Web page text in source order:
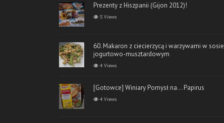
Prezenty z Hiszpanii (Gijon 2012)!
5 Views
60. Makaron z ciecierzycą i warzywami w sosie
jogurtowo-musztardowym
4 Views
[Gotowce] Winiary Pomysł na… Papirus
4 Views